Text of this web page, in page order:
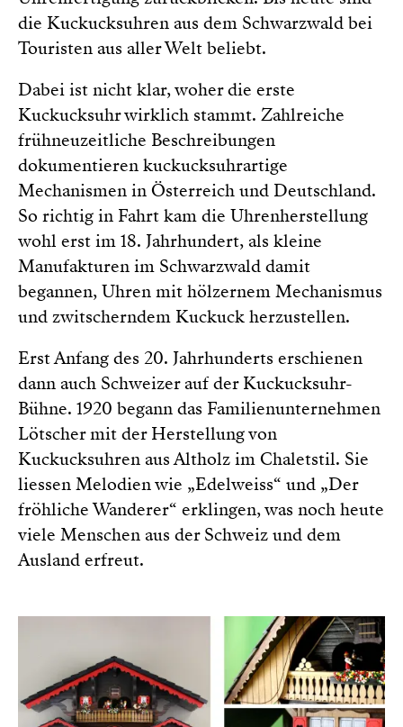
die Kuckucksuhren aus dem Schwarzwald bei
Touristen aus aller Welt beliebt.
Dabei ist nicht klar, woher die erste
Kuckucksuhr wirklich stammt. Zahlreiche
frühneuzeitliche Beschreibungen
dokumentieren kuckucksuhrartige
Mechanismen in Österreich und Deutschland.
So richtig in Fahrt kam die Uhrenherstellung
wohl erst im 18. Jahrhundert, als kleine
Manufakturen im Schwarzwald damit
begannen, Uhren mit hölzernem Mechanismus
und zwitscherndem Kuckuck herzustellen.
Erst Anfang des 20. Jahrhunderts erschienen
dann auch Schweizer auf der Kuckucksuhr-
Bühne. 1920 begann das Familienunternehmen
Lötscher mit der Herstellung von
Kuckucksuhren aus Altholz im Chaletstil. Sie
liessen Melodien wie „Edelweiss“ und „Der
fröhliche Wanderer“ erklingen, was noch heute
viele Menschen aus der Schweiz und dem
Ausland erfreut.